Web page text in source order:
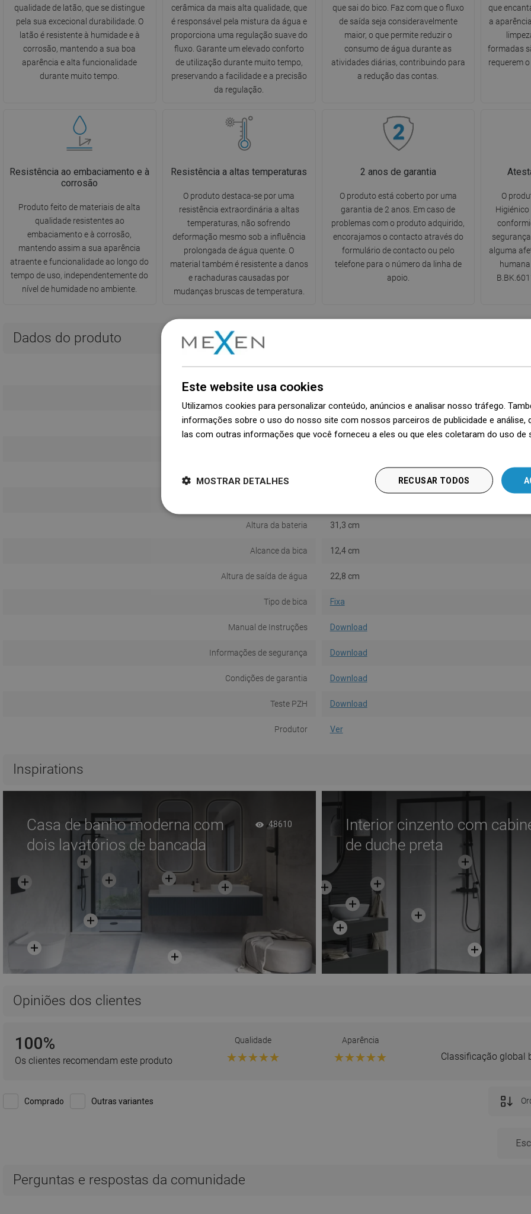
qualidade de latão, que se distingue
pela sua excecional durabilidade. O
latão é resistente à humidade e à
corrosão, mantendo a sua boa
aparência e alta funcionalidade
durante muito tempo.
cerâmica da mais alta qualidade, que
é responsável pela mistura da água e
proporciona uma regulação suave do
fluxo. Garante um elevado conforto
de utilização durante muito tempo,
preservando a facilidade e a precisão
da regulação.
que sai do bico. Faz com que o fluxo
de saída seja consideravelmente
maior, o que permite reduzir o
consumo de água durante as
atividades diárias, contribuindo para
a redução das contas.
que
a
formadas
requerem
Resistência ao embaciamento e à
corrosão
Produto feito de materiais de alta
qualidade resistentes ao
embaciamento e à corrosão,
mantendo assim a sua aparência
atraente e funcionalidade ao longo do
tempo de uso, independentemente do
nível de humidade no ambiente.
Resistência a altas temperaturas
O produto destaca-se por uma
resistência extraordinária a altas
temperaturas, não sofrendo
deformação mesmo sob a influência
prolongada de água quente. O
material também é resistente a danos
e rachaduras causadas por
mudanças bruscas de temperatura.
2 anos de garantia
O produto está coberto por uma
garantia de 2 anos. Em caso de
problemas com o produto adquirido,
encorajamos o contacto através do
formulário de contacto ou pelo
telefone para o número da linha de
apoio.
O
alguma
Dados do produto
Alta Sim
Altura da bateria 31,3 cm
Alcance da bica 12,4 cm
Altura de saída de água 22,8 cm
Tipo de bica Fixa
Manual de Instruções Download
Informações de segurança Download
Condições de garantia Download
Teste PZH Download
Produtor Ver
Inspirations
Casa de banho moderna com
dois lavatórios de bancada
48610
Interior cinzento com
de duche preta
Opiniões dos clientes
100%
Os clientes recomendam este produto
Qualidade Aparência
Classificação global
Comprado Outras variantes
-
Este website usa cookies
Utilizamos cookies para personalizar conteúdo, anúncios e analisar nosso tráfego.
informações sobre o uso do nosso site com nossos parceiros de publicidade e análise,
las com outras informações que você forneceu a eles ou que eles coletaram do uso de
RECUSAR TODOS
MOSTRAR DETALHES